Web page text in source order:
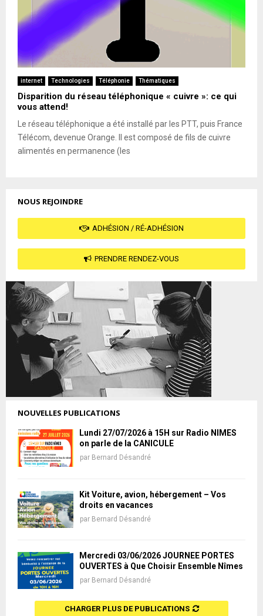
internet Technologies Téléphonie Thématiques
Disparition du réseau téléphonique « cuivre »: ce qui
vous attend!
Le réseau téléphonique a été installé par les PTT, puis France
Télécom, devenue Orange. Il est composé de fils de cuivre
alimentés en permanence (les
NOUS REJOINDRE
ADHÉSION / RÉ-ADHÉSION
PRENDRE RENDEZ-VOUS
NOUVELLES PUBLICATIONS
Lundi 27/07/2026 à 15H sur Radio NIMES
on parle de la CANICULE
par Bernard Désandré
Kit Voiture, avion, hébergement – Vos
droits en vacances
par Bernard Désandré
Mercredi 03/06/2026 JOURNÉE PORTES
OUVERTES à Que Choisir Ensemble Nîmes
par Bernard Désandré
CHARGER PLUS DE PUBLICATIONS